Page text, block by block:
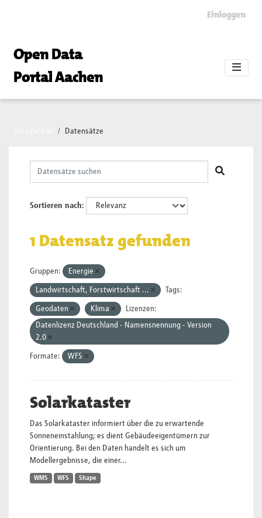
Einloggen
Open Data
Portal Aachen
Datensätze
Sortieren nach
1 Datensatz gefunden
Gruppen: Energie
Landwirtschaft, Forstwirtschaft ... Tags:
Geodaten Klima
Lizenzen:
Datenlizenz Deutschland - Namensnennung - Version
2.0
Formate: WFS
Solarkataster
Das Solarkataster informiert über die zu erwartende
Sonneneinstahlung; es dient Gebäudeeigentümern zur
Orientierung. Bei den Daten handelt es sich um
Modellergebnisse, die einer...
WMS WFS Shape